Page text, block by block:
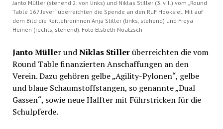
Janto Müller (stehend 2. von links) und Niklas Stiller (3. v. l.) vom „Round
Table 167 Jever“ überreichten die Spende an den RuF Hooksiel. Mit auf
dem Bild die Reitlehrerinnen Anja Stiller (links, stehend) und Freya
Heinen (rechts, stehend). Foto Elsbeth Noatzsch
Janto Müller undNiklas Stillerüberreichten die vom
Round Table finanzierten Anschaffungen an den
Verein. Dazu gehören gelbe „Agility-Pylonen“, gelbe
und blaue Schaumstoffstangen, so genannte „Dual
Gassen“, sowie neue Halfter mit Führstricken für die
Schulpferde.